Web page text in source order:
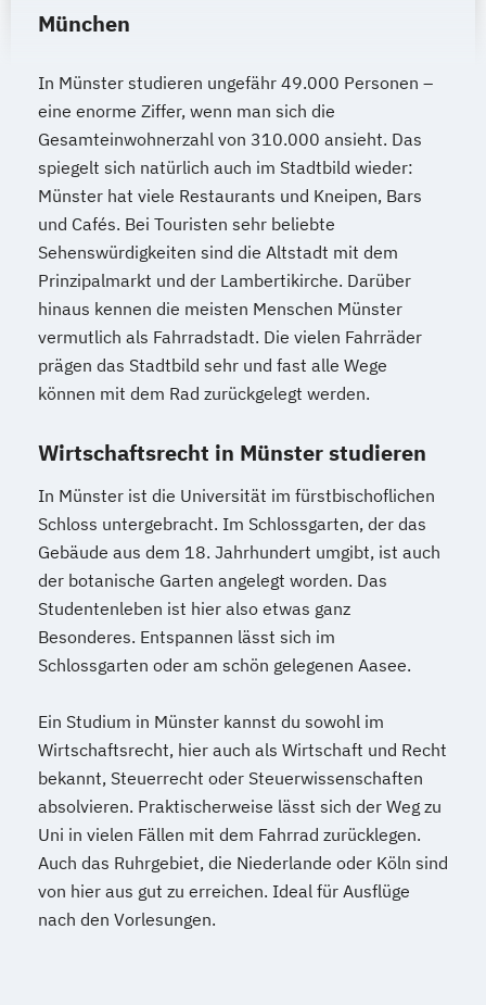
München
In Münster studieren ungefähr 49.000 Personen –
eine enorme Ziffer, wenn man sich die
Gesamteinwohnerzahl von 310.000 ansieht. Das
spiegelt sich natürlich auch im Stadtbild wieder:
Münster hat viele Restaurants und Kneipen, Bars
und Cafés. Bei Touristen sehr beliebte
Sehenswürdigkeiten sind die Altstadt mit dem
Prinzipalmarkt und der Lambertikirche. Darüber
hinaus kennen die meisten Menschen Münster
vermutlich als Fahrradstadt. Die vielen Fahrräder
prägen das Stadtbild sehr und fast alle Wege
können mit dem Rad zurückgelegt werden.
Wirtschaftsrecht in Münster studieren
In Münster ist die Universität im fürstbischoflichen
Schloss untergebracht. Im Schlossgarten, der das
Gebäude aus dem 18. Jahrhundert umgibt, ist auch
der botanische Garten angelegt worden. Das
Studentenleben ist hier also etwas ganz
Besonderes. Entspannen lässt sich im
Schlossgarten oder am schön gelegenen Aasee.
Ein Studium in Münster kannst du sowohl im
Wirtschaftsrecht, hier auch als Wirtschaft und Recht
bekannt, Steuerrecht oder Steuerwissenschaften
absolvieren. Praktischerweise lässt sich der Weg zu
Uni in vielen Fällen mit dem Fahrrad zurücklegen.
Auch das Ruhrgebiet, die Niederlande oder Köln sind
von hier aus gut zu erreichen. Ideal für Ausflüge
nach den Vorlesungen.